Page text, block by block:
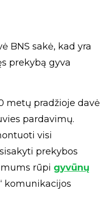
BNS sakė, kad yra
prekybą gyva
metų pradžioje davė
pardavimų.
visi
prekybos
rūpi gyvūnų
komunikacijos